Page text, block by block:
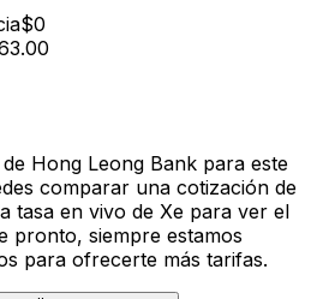
$0
Hong Leong Bank para este
comparar una cotización de
tasa en vivo de Xe para ver el
pronto, siempre estamos
para ofrecerte más tarifas.